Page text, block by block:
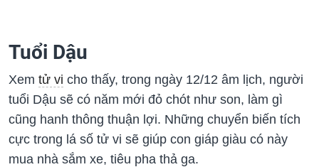
Tuổi Dậu
Xem tử vi cho thấy, trong ngày 12/12 âm lịch, người
tuổi Dậu sẽ có năm mới đỏ chót như son, làm gì
cũng hanh thông thuận lợi. Những chuyển biến tích
cực trong lá số tử vi sẽ giúp con giáp giàu có này
mua nhà sắm xe, tiêu pha thả ga.